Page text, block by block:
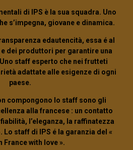
di IPS è la sua squadra. Uno
s’impegna, giovane e dinamica.
edautencità, essa é al
e dei produttori per garantire una
staff esperto che nei frutteti
adattatealle esigenzedi ogni
paese.
compongono lo staff sono gli
alla francese: un contatto
fiabilità, l’eleganza, la raffinatezza
. Lo staff di IPS é la garanzia del «
France with love ».